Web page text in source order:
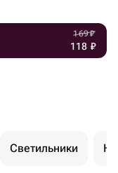
169₽
118 ₽
Светильники